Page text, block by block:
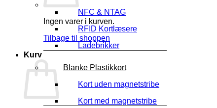
Ingen varer i kurven.
Tilbage til shoppen
Kurv
NFC & NTAG
RFID Kortlæsere
Ladebrikker
Blanke Plastikkort
Kort uden magnetstribe
Kort med magnetstribe